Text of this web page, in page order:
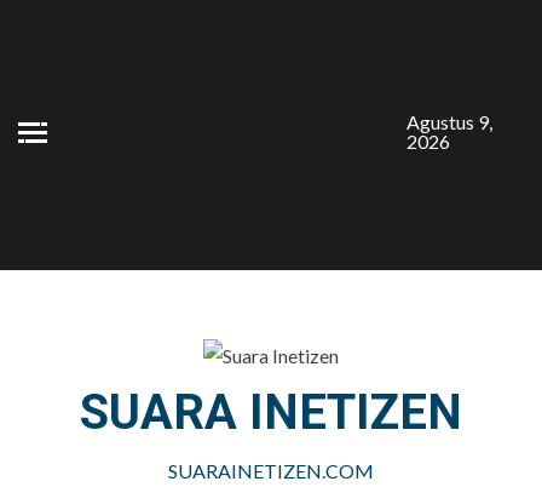
Agustus 9,
2026
SUARA INETIZEN
SUARAINETIZEN.COM